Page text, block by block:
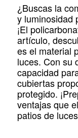
¿Buscas la
y luminosidad
¡El
artículo,
es el material
luces. Con su
capacidad
cubiertas
protegido.
ventajas que
patios de